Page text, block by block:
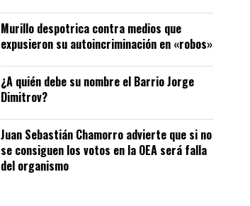
Murillo despotrica contra medios que
expusieron su autoincriminación en «robos»
¿A quién debe su nombre el Barrio Jorge
Dimitrov?
Juan Sebastián Chamorro advierte que si no
se consiguen los votos en la OEA será falla
del organismo